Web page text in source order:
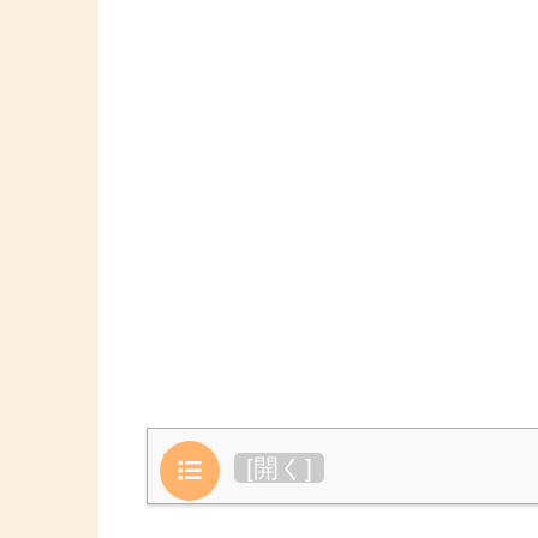
目次 [開く ]